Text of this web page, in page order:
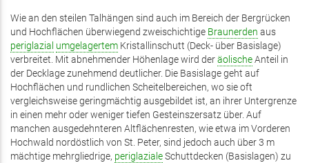
Wie an den steilen Talhängen sind auch im Bereich der Bergrücken
und Hochflächen überwiegend zweischichtige Braunerden aus
periglazial umgelagertem Kristallinschutt (Deck- über Basislage)
verbreitet. Mit abnehmender Höhenlage wird deräolischeAnteil in
der Decklage zunehmend deutlicher. Die Basislage geht auf
Hochflächen und rundlichen Scheitelbereichen, wo sie oft
vergleichsweise geringmächtig ausgebildet ist, an ihrer Untergrenze
in einen mehr oder weniger tiefen Gesteinszersatz über. Auf
manchen ausgedehnteren Altflächenresten, wie etwa im Vorderen
Hochwald nordöstlich von St. Peter, sind jedoch auch über 3 m
mächtige mehrgliedrige, periglazialeSchuttdecken (Basislagen) zu